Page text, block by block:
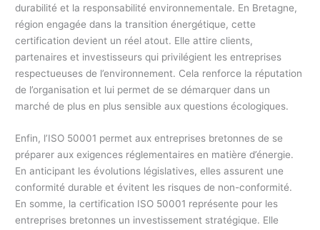
durabilité et la responsabilité environnementale. En Bretagne,
région engagée dans la transition énergétique, cette
certification devient un réel atout. Elle attire clients,
partenaires et investisseurs qui privilégient les entreprises
respectueuses de l’environnement. Cela renforce la réputation
de l’organisation et lui permet de se démarquer dans un
marché de plus en plus sensible aux questions écologiques.
Enfin, l’ISO 50001 permet aux entreprises bretonnes de se
préparer aux exigences réglementaires en matière d’énergie.
En anticipant les évolutions législatives, elles assurent une
conformité durable et évitent les risques de non-conformité.
En somme, la certification ISO 50001 représente pour les
entreprises bretonnes un investissement stratégique. Elle